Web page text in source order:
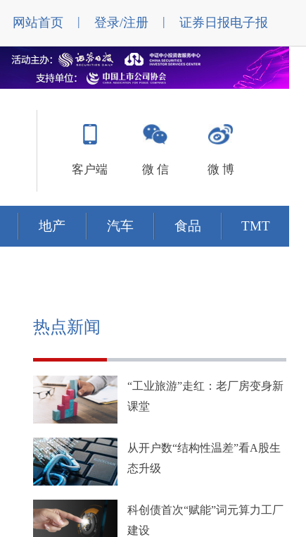
网站首页 | 登录/注册 | 证券日报电子报
客户端 微 信 微 博
地产 汽车 食品 TMT
热点新闻
“工业旅游”走红：老厂房变身新
课堂
从开户数“结构性温差”看A股生
态升级
科创债首次“赋能”词元算力工厂
建设